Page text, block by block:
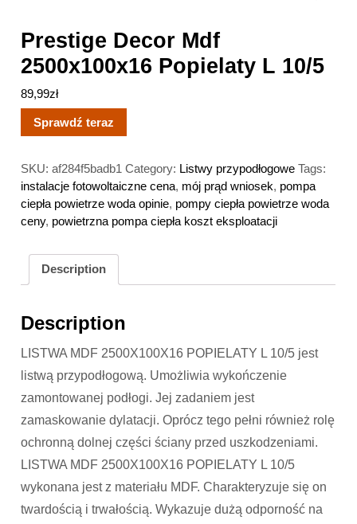
Prestige Decor Mdf
2500x100x16 Popielaty L 10/5
89,99zł
Sprawdź teraz
SKU:af284f5badb1 Category: Listwy przypodłogowe Tags:
instalacje fotowoltaiczne cena, mój prąd wniosek, pompa
ciepła powietrze woda opinie, pompy ciepła powietrze woda
ceny, powietrzna pompa ciepła koszt eksploatacji
Description
Description
LISTWA MDF 2500X100X16 POPIELATY L 10/5 jest
listwą przypodłogową. Umożliwia wykończenie
zamontowanej podłogi. Jej zadaniem jest
zamaskowanie dylatacji. Oprócz tego pełni również rolę
ochronną dolnej części ściany przed uszkodzeniami.
LISTWA MDF 2500X100X16 POPIELATY L 10/5
wykonana jest z materiału MDF. Charakteryzuje się on
twardością i trwałością. Wykazuje dużą odporność na